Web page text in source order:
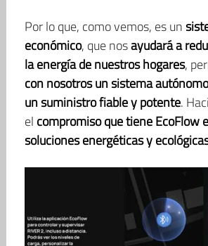
Por lo que, como vemos, es un
económico, que nosayudará a
la energía de nuestros hogares,
con nosotros un sistema
un suministro fiable y potente.
el compromiso que tiene EcoFlow
soluciones energéticas y